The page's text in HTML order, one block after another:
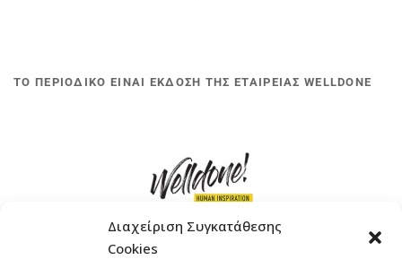
Διαχείριση Συγκατάθεσης
Cookies
ΤΟ ΠΕΡΙΟΔΙΚΟ ΕΙΝΑΙ ΕΚΔΟΣΗ ΤΗΣ ΕΤΑΙΡΕΙΑΣ WELLDONE